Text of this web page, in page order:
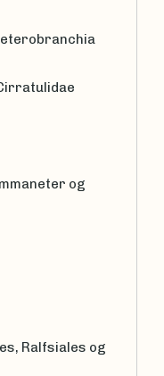
og
Ralfsiales og